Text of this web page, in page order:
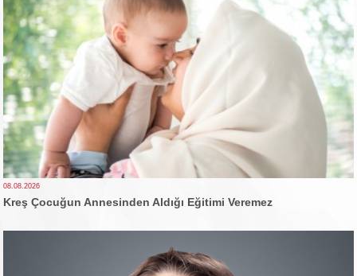
08.08.2026
Kreş Çocuğun Annesinden Aldığı Eğitimi Veremez